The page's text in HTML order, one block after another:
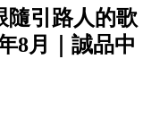
隨引路人的歌
8月｜誠品中